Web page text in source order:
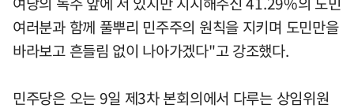
여러분과 함께 풀뿌리 민주주의 원칙을 지키며 도민만을
바라보고 흔들림 없이 나아가겠다"고 강조했다.
민주당은 오는 9일 제3차 본회의에서 다루는 상임위원